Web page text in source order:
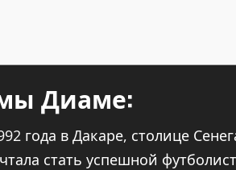
Диаме:
года в Дакаре, столице
стать успешной